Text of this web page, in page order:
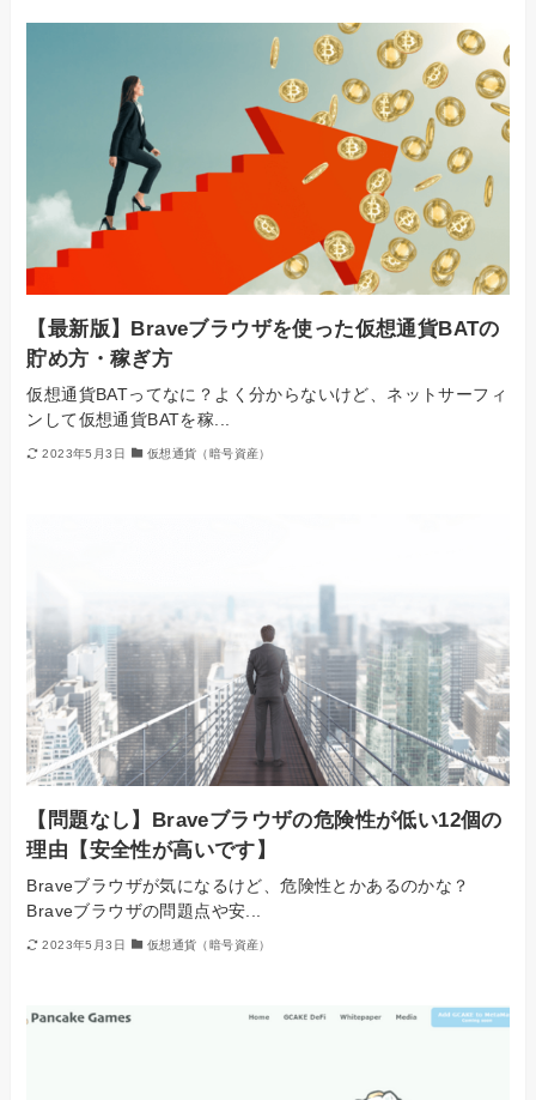
【最新版】Braveブラウザを使った仮想通貨BATの
貯め方・稼ぎ方
仮想通貨BATってなに？よく分からないけど、ネットサーフィ
ンして仮想通貨BATを稼...
2023年5月3日 仮想通貨（暗号資産）
【問題なし】Braveブラウザの危険性が低い12個の
理由【安全性が高いです】
Braveブラウザが気になるけど、危険性とかあるのかな？
Braveブラウザの問題点や安...
2023年5月3日 仮想通貨（暗号資産）